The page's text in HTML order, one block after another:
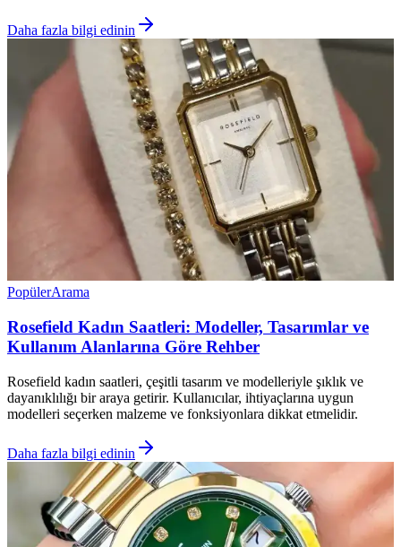
Daha fazla bilgi edinin
PopülerArama
Rosefield Kadın Saatleri: Modeller, Tasarımlar ve
Kullanım Alanlarına Göre Rehber
Rosefield kadın saatleri, çeşitli tasarım ve modelleriyle şıklık ve
dayanıklılığı bir araya getirir. Kullanıcılar, ihtiyaçlarına uygun
modelleri seçerken malzeme ve fonksiyonlara dikkat etmelidir.
Daha fazla bilgi edinin